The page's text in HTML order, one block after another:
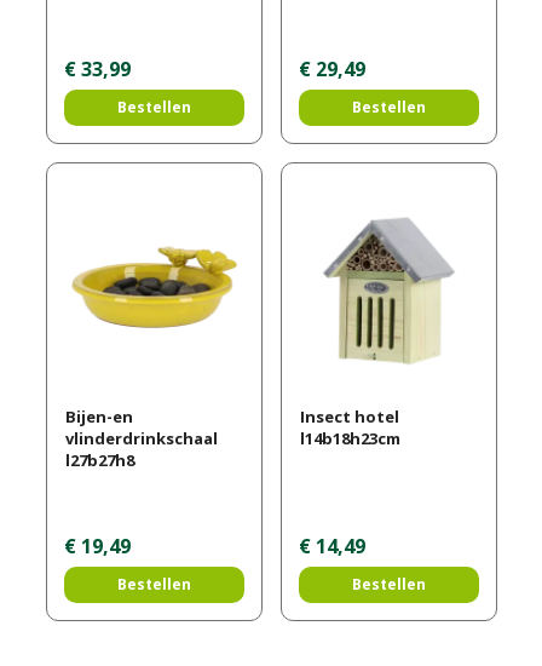
€ 33,99
Bestellen
€ 29,49
Bestellen
Bijen-en
vlinderdrinkschaal
l27b27h8
€ 19,49
Bestellen
Insect hotel
l14b18h23cm
€ 14,49
Bestellen